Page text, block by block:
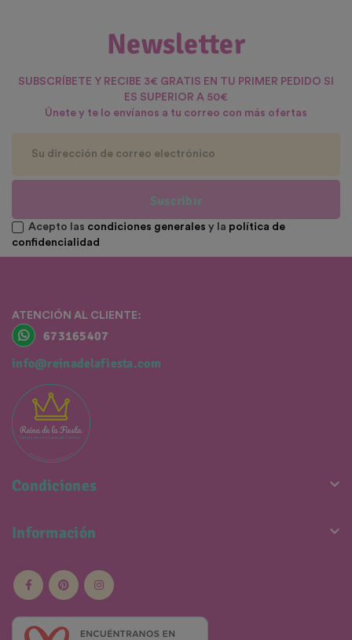
Newsletter
SUBSCRÍBETE Y RECIBE 3€ GRATIS EN TU PRIMER PEDIDO SI
ES SUPERIOR A 50€
Únete y te lo envíanos a tu correo con más ofertas
Suscribir
Acepto las condiciones generales y la política de
confidencialidad
ATENCIÓN AL CLIENTE:
673165407
info@reinadelafiesta.com
Condiciones 
Información 